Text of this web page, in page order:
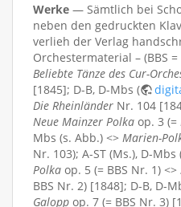
Werke — Sämtlich bei
neben den gedruckten
verlieh der Verlag
Orchestermaterial – (BBS =
Beliebte Tänze des Cur-
[1845]; D-B, D-Mbs (
Die Rheinländer Nr. 104
Neue Mainzer Polka op. 3 (=
Mbs (s. Abb.) <> Marien-
Nr. 103); A-ST (Ms.), D-Mbs
Polka op. 5 (= BBS Nr. 1) <>
BBS Nr. 2) [1848]; D-B, D-
Galopp op. 7 (= BBS Nr. 3)